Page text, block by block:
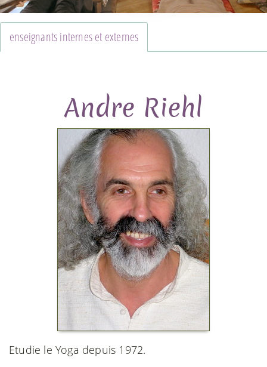
enseignants internes et externes
Andre Riehl
Etudie le Yoga depuis 1972.